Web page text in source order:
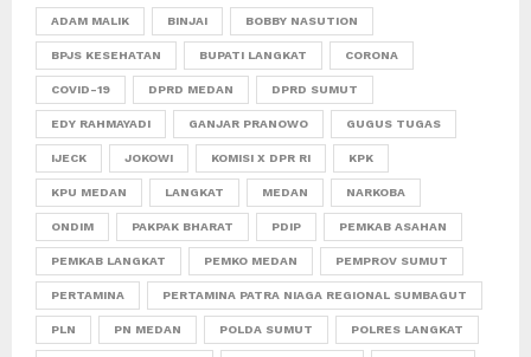
ADAM MALIK BINJAI BOBBY NASUTION
BPJS KESEHATAN BUPATI LANGKAT CORONA
COVID-19 DPRD MEDAN DPRD SUMUT
EDY RAHMAYADI GANJAR PRANOWO GUGUS TUGAS
IJECK JOKOWI KOMISI X DPR RI KPK
KPU MEDAN LANGKAT MEDAN NARKOBA
ONDIM PAKPAK BHARAT PDIP PEMKAB ASAHAN
PEMKAB LANGKAT PEMKO MEDAN PEMPROV SUMUT
PERTAMINA PERTAMINA PATRA NIAGA REGIONAL SUMBAGUT
PLN PN MEDAN POLDA SUMUT POLRES LANGKAT